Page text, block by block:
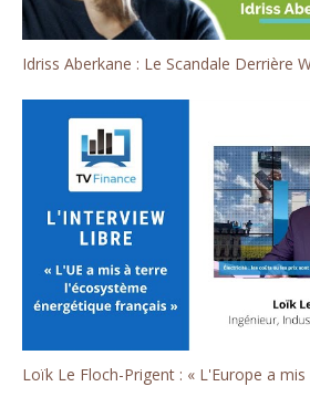
Idriss Aberkane : Le Scandale Derrière